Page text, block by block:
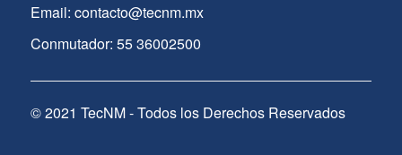
Email: contacto@tecnm.mx
Conmutador: 55 36002500
© 2021 TecNM - Todos los Derechos Reservados